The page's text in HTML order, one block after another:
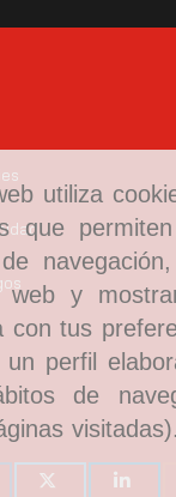
utiliza
que
y
con tus
un perfil
de
visitadas).